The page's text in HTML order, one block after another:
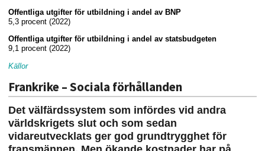
Offentliga utgifter för utbildning i andel av BNP
5,3 procent (2022)
Offentliga utgifter för utbildning i andel av statsbudgeten
9,1 procent (2022)
Källor
Frankrike – Sociala förhållanden
Det välfärdssystem som infördes vid andra
världskrigets slut och som sedan
vidareutvecklats ger god grundtrygghet för